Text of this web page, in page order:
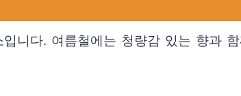
니다. 여름철에는 청량감 있는 향과